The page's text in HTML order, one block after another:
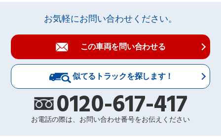
お気軽にお問い合わせください。
この車両を問い合わせる
似てるトラックを探します！
0120-617-417
お電話の際は、お問い合わせ番号をお伝えください